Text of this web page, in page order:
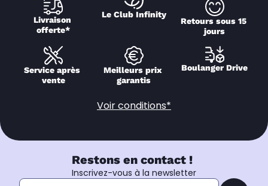
Livraison
offerte*
Le Club Infinity
Retours sous 15
jours
Service après
vente
Meilleurs prix
garantis
Boulanger Drive
Voir conditions*
Restons en contact !
Inscrivez-vous à la newsletter